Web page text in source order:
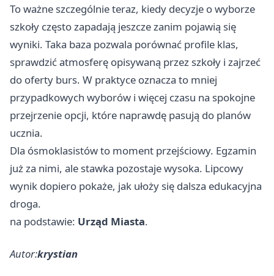
To ważne szczególnie teraz, kiedy decyzje o wyborze
szkoły często zapadają jeszcze zanim pojawią się
wyniki. Taka baza pozwala porównać profile klas,
sprawdzić atmosferę opisywaną przez szkoły i zajrzeć
do oferty burs. W praktyce oznacza to mniej
przypadkowych wyborów i więcej czasu na spokojne
przejrzenie opcji, które naprawdę pasują do planów
ucznia.
Dla ósmoklasistów to moment przejściowy. Egzamin
już za nimi, ale stawka pozostaje wysoka. Lipcowy
wynik dopiero pokaże, jak ułoży się dalsza edukacyjna
droga.
na podstawie: Urząd Miasta.
Autor:krystian